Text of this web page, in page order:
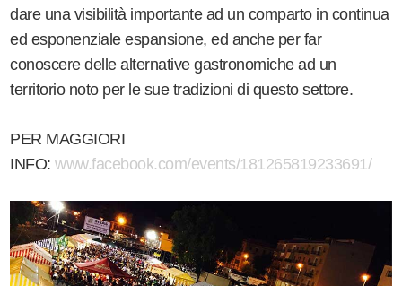
dare una visibilità importante ad un comparto in continua
ed esponenziale espansione, ed anche per far
conoscere delle alternative gastronomiche ad un
territorio noto per le sue tradizioni di questo settore.
PER MAGGIORI
INFO:www.facebook.com/events/181265819233691/